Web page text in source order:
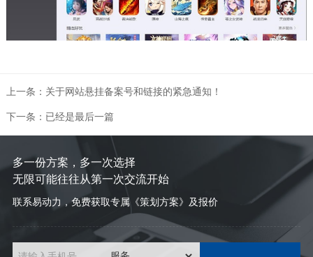
上一条：关于网站悬挂备案号和链接的紧急通知！
下一条：已经是最后一篇
多一份方案，多一次选择
无限可能往往从第一次交流开始
联系易动力，免费获取专属《策划方案》及报价